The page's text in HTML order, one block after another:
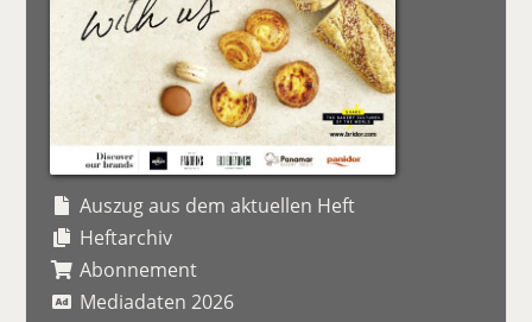
Auszug aus dem aktuellen Heft
Heftarchiv
Abonnement
Mediadaten 2026